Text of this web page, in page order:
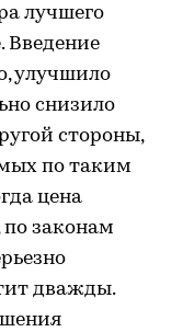
лучшего
Введение
улучшило
снизило
стороны,
по таким
цена
законам
дважды.